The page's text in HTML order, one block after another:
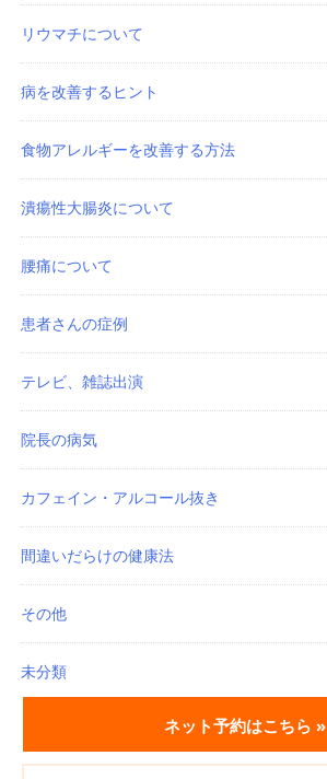
リウマチについて
病を改善するヒント
食物アレルギーを改善する方法
潰瘍性大腸炎について
腰痛について
患者さんの症例
テレビ、雑誌出演
院長の病気
カフェイン・アルコール抜き
間違いだらけの健康法
その他
未分類
ネット予約はこちら »